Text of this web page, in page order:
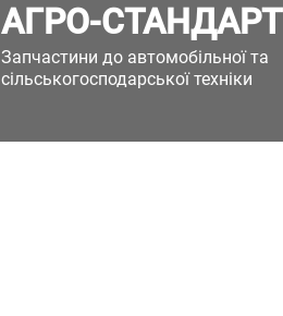
АГРО-СТАНДАРТ
Запчастини до автомобільної та
сільськогосподарської техніки